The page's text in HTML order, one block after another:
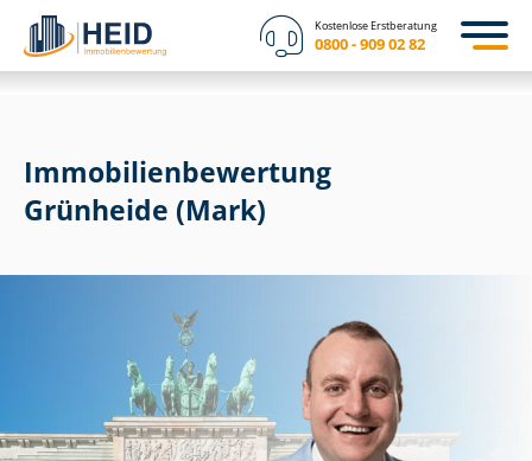
Kostenlose Erstberatung
0800 - 909 02 82
Immobilien­bewertung
Grünheide (Mark)